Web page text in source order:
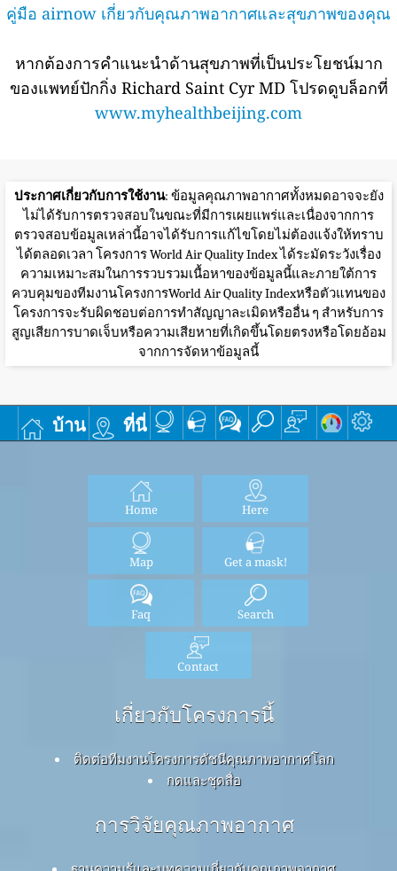
คู่มือ airnow เกี่ยวกับคุณภาพอากาศและสุขภาพของคุณ
หากต้องการคำแนะนำด้านสุขภาพที่เป็นประโยชน์มาก
ของแพทย์ปักกิ่ง Richard Saint Cyr MD โปรดดูบล็อกที่
www.myhealthbeijing.com
ประกาศเกี่ยวกับการใช้งาน: ข้อมูลคุณภาพอากาศทั้งหมดอาจจะยัง
ไม่ได้รับการตรวจสอบในขณะที่มีการเผยแพร่และเนื่องจากการ
ตรวจสอบข้อมูลเหล่านี้อาจได้รับการแก้ไขโดยไม่ต้องแจ้งให้ทราบ
ได้ตลอดเวลา โครงการ World Air Quality Index ได้ระมัดระวังเรื่อง
ความเหมาะสมในการรวบรวมเนื้อหาของข้อมูลนี้และภายใต้การ
ควบคุมของทีมงานโครงการWorld Air Quality Indexหรือตัวแทนของ
โครงการจะรับผิดชอบต่อการทำสัญญาละเมิดหรืออื่น ๆ สำหรับการ
สูญเสียการบาดเจ็บหรือความเสียหายที่เกิดขึ้นโดยตรงหรือโดยอ้อม
จากการจัดหาข้อมูลนี้
บ้าน ที่นี่
Home Here
Map Get a mask!
Faq Search
Contact
เกี่ยวกับโครงการนี้
ติดต่อทีมงานโครงการดัชนีคุณภาพอากาศโลก
กดและชุดสื่อ
การวิจัยคุณภาพอากาศ